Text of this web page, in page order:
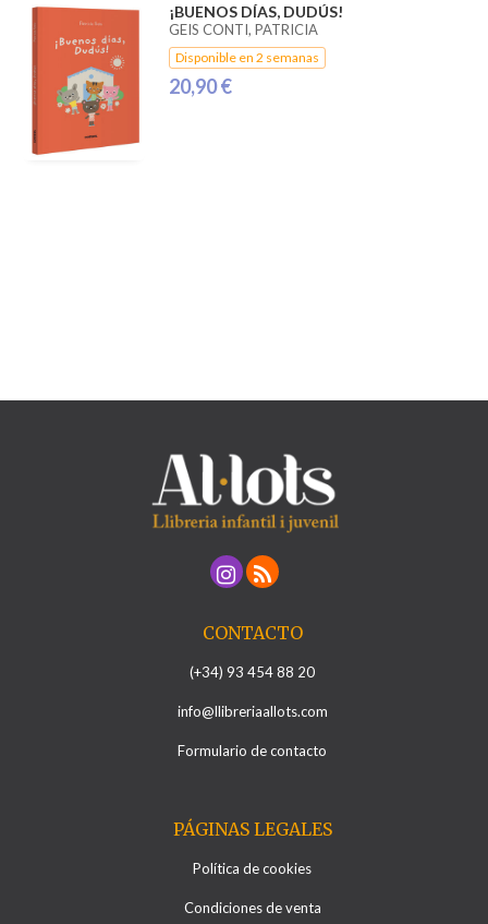
¡BUENOS DÍAS, DUDÚS!
GEIS CONTI, PATRICIA
Disponible en 2 semanas
20,90 €
CONTACTO
(+34) 93 454 88 20
info@llibreriaallots.com
Formulario de contacto
PÁGINAS LEGALES
Política de cookies
Condiciones de venta